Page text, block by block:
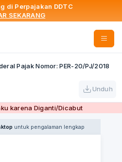
di Perpajakan DDTC
SEKARANG
Pajak Nomor: PER-20/PJ/2018
Unduh
karena Diganti/Dicabut
untuk pengalaman lengkap